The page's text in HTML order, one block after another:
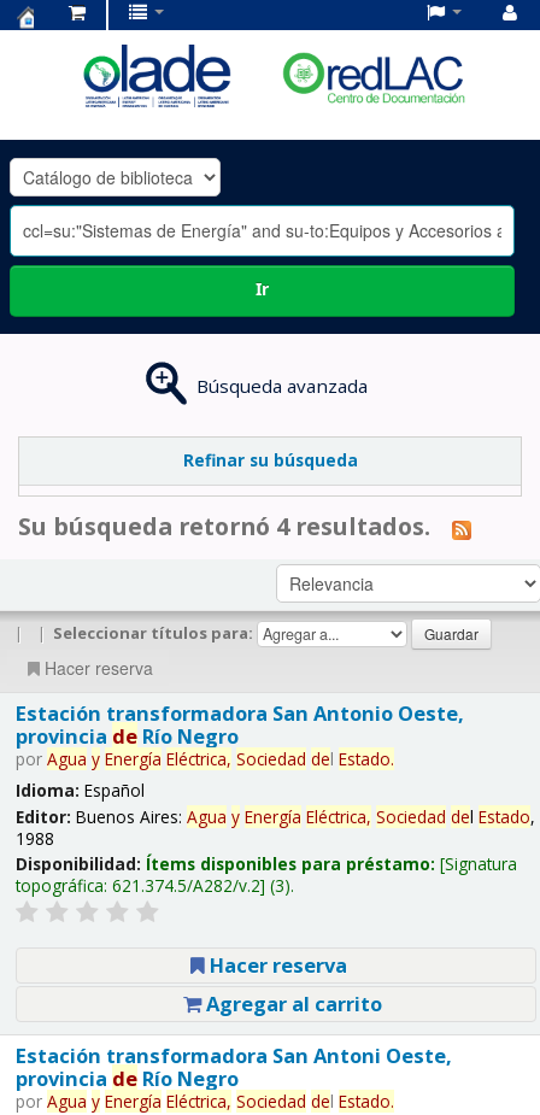
OLADE
-
Ir
Búsqueda avanzada
Refinar su búsqueda
Su búsqueda retornó 4 resultados.
| | Seleccionar títulos para:
Hacer reserva
Estación transformadora San Antonio Oeste,
provincia deRío Negro
por Agua y Energía Eléctrica, Sociedad del Estado.
Idioma: Español
Editor: Buenos Aires: Agua y Energía Eléctrica, Sociedad del Estado,
1988
Disponibilidad: Ítems disponibles para préstamo: Signatura
topográfica: 621.374.5/A282/v.2 (3).
Hacer reserva
Agregar al carrito
Estación transformadora San Antoni Oeste,
provincia deRío Negro
por Agua y Energía Eléctrica, Sociedad del Estado.